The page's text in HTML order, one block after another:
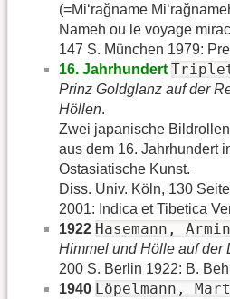
(=Miʻraǧnāme
Nameh ou le voyage
147 S. München 1979:
16. Jahrhundert
Prinz Goldglanz auf der
Höllen.
Zwei japanische
aus dem 16. Jahrhundert
Ostasiatische Kunst.
Diss. Univ. Köln, 130
2001: Indica et Tibetica
1922 Hasemann,
Himmel und Hölle auf der
200 S. Berlin 1922: B.
1940 Löpelmann,